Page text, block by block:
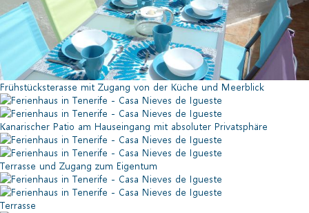
Frühstücksterasse mit Zugang von der Küche und Meerblick
Kanarischer Patio am Hauseingang mit absoluter Privatsphäre
Terrasse und Zugang zum Eigentum
Terrasse